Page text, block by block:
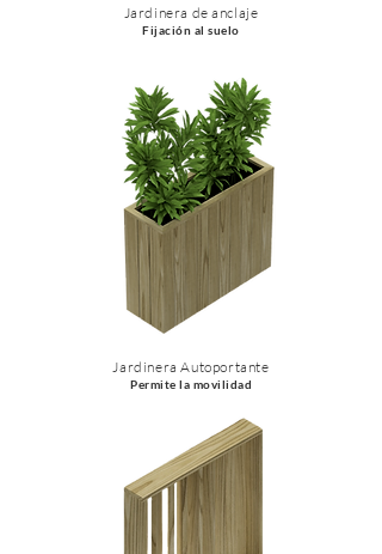
Jardinera de anclaje
Fijación al suelo
Jardinera Autoportante
Permite la movilidad